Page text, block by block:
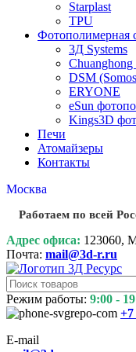
Starplast
TPU
Фотополимерная
3Д Systems
DSM
ERYONE
eSun
Kings3D
Печи
Атомайзеры
Контакты
Москва
Работаем по всей
Адрес офиса: 123060,
Почта: mail@3d-r.ru
Режим работы: 9:00 -
+7
E-mail